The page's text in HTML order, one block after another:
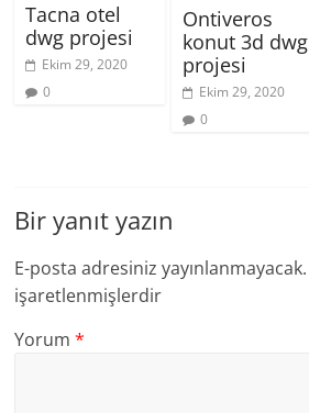
Tacna otel
dwg projesi
Ekim 29, 2020
0
Ontiveros
konut 3d dwg
projesi
Ekim 29, 2020
0
Bir yanıt yazın
E-posta adresiniz yayınlanmayacak.
işaretlenmişlerdir
Yorum*